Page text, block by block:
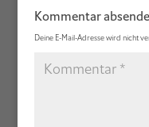
Kommentar
Deine E-Mail-Adresse wird nicht